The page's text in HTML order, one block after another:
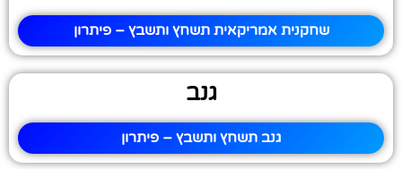
שחקנית אמריקאית תשחץ ותשבץ – פיתרון
גנב
גנב תשחץ ותשבץ – פיתרון